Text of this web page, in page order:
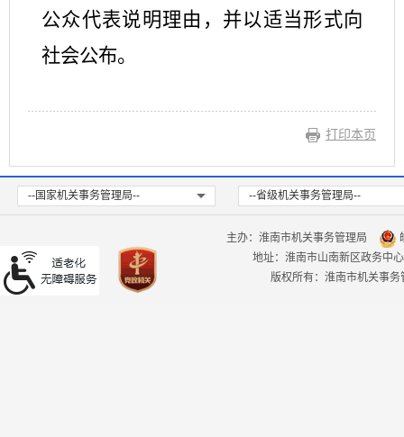
公众代表说明理由，并以适当形式向
社会公布。
打印本页
--国家机关事务管理局-- --省级机关事务管理局--
主办：淮南市机关事务管理局
地址：淮南市山南新区政务中
版权所有：淮南市机关事务